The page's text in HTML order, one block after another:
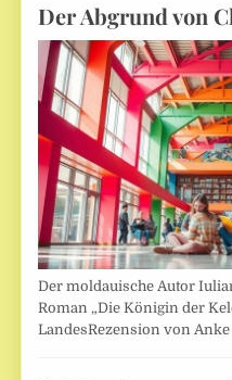
Der Abgrund von
Der moldauische Autor
Roman „Die Königin der
LandesRezension von